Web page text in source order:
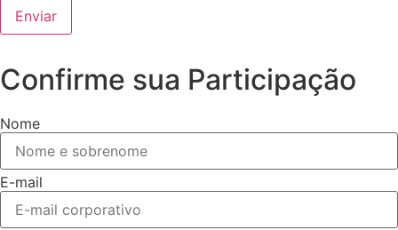
Enviar
Confirme sua Participação
Nome
E-mail